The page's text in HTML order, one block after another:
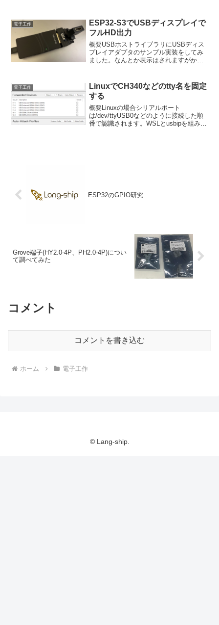
電子工作
ESP32-S3でUSBディスプレイで
フルHD出力
概要USBホストライブラリにUSBディス
プレイアダプタのサンプル実装をしてみ
ました。なんとか表示はされますがかな
ダプタいろいろなUSBディスプレイアダ
プタがあります...
電子工作
LinuxでCH340などのtty名を固定
する
概要Linuxの場合シリアルポート
は/dev/ttyUSB0などのように接続した順
番で認識されます。WSLとusbipを組み合
ESP32のGPIO研究
Grove端子(HY2.0-4P、PH2.0-4P)につい
て調べてみた
コメント
コメントを書き込む
ホーム 電子工作
© Lang-ship.